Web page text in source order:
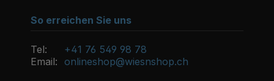
So erreichen Sie uns
Tel:
+41 76 549 98 78
Email: onlineshop@wiesnshop.ch